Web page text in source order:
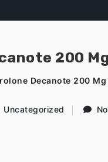
200
Decanote 200
Uncategorized